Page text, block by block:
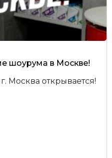
шоурума в Москве!
Москва открывается!